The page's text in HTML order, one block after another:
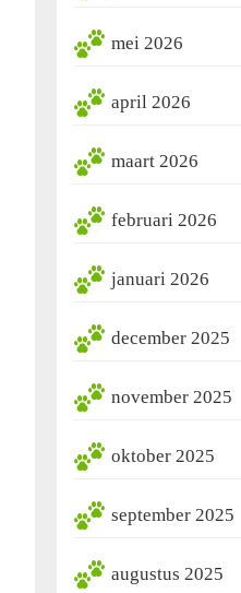
mei 2026
april 2026
maart 2026
februari 2026
januari 2026
december 2025
november 2025
oktober 2025
september 2025
augustus 2025